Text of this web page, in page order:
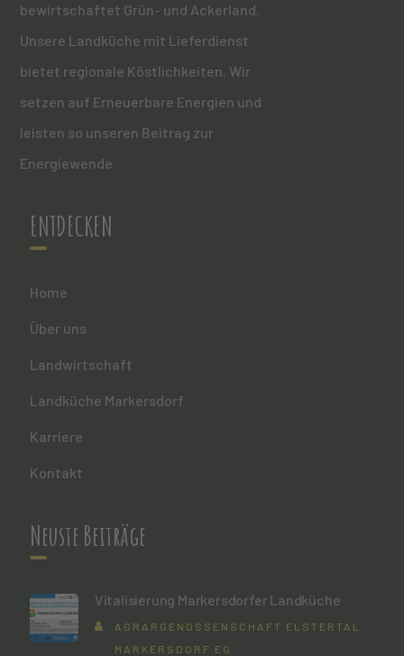
bewirtschaftet Grün- und Ackerland.
Unsere Landküche mit Lieferdienst
bietet regionale Köstlichkeiten. Wir
setzen auf Erneuerbare Energien und
leisten so unseren Beitrag zur
Energiewende.
ENTDECKEN
Home
Über uns
Landwirtschaft
Landküche Markersdorf
Karriere
Kontakt
Neuste Beiträge
Vitalisierung Markersdorfer Landküche
AGRARGENOSSENSCHAFT ELSTERTAL
MARKERSDORF EG